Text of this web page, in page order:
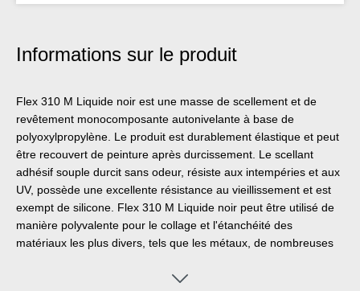
Informations sur le produit
Flex 310 M Liquide noir est une masse de scellement et de
revêtement monocomposante autonivelante à base de
polyoxylpropylène. Le produit est durablement élastique et peut
être recouvert de peinture après durcissement. Le scellant
adhésif souple durcit sans odeur, résiste aux intempéries et aux
UV, possède une excellente résistance au vieillissement et est
exempt de silicone. Flex 310 M Liquide noir peut être utilisé de
manière polyvalente pour le collage et l'étanchéité des
matériaux les plus divers, tels que les métaux, de nombreuses
ainsi que pour l'isolation et l'imprégnation. Ce scellant adhésif